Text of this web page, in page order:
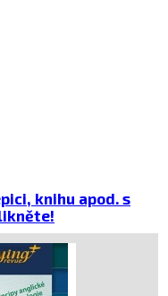
knihu apod. s